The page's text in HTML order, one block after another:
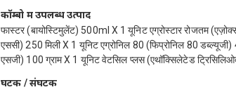
कॉम्बो में उपलब्ध उत्पाद
फास्टर (बायोस्टिमुलेंट) 500ml X 1 यूनिट एग्रोस्टार रोजतम
एससी) 250 मिली X 1 यूनिट एग्रोनिल 80 (फिप्रोनिल 80
एसजी) 100 ग्राम X 1 यूनिट वेटसिल प्लस (एथॉक्सिलेटेड
घटक / संघटक